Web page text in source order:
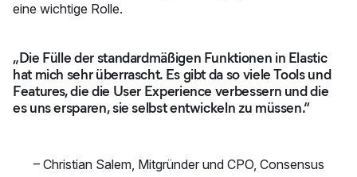
eine wichtige Rolle.
„Die Fülle der standardmäßigen Funktionen in Elastic
hat mich sehr überrascht. Es gibt da so viele Tools und
Features, die die User Experience verbessern und die
es uns ersparen, sie selbst entwickeln zu müssen.“
– Christian Salem, Mitgründer und CPO, Consensus